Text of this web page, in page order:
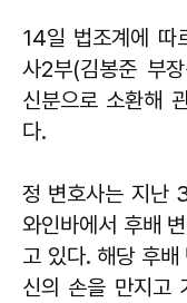
14일 법조계에 따
사2부(김봉준 부
신분으로 소환해
다.
정 변호사는 지난
와인바에서 후배
고 있다. 해당 후
신의 손을 만지고